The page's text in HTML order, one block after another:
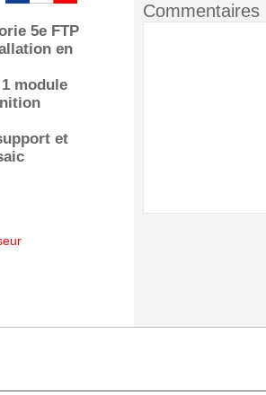
5e FTP
en
module
et
Commentaires